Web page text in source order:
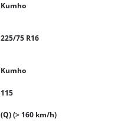
Kumho
225/75 R16
Kumho
115
(Q) (> 160 km/h)